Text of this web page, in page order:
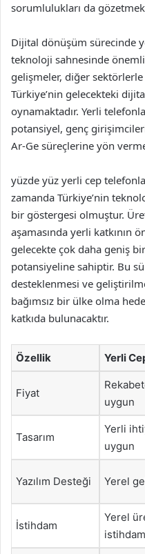
sorumlulukları da
Dijital dönüşüm sürecinde
teknoloji sahnesinde
gelişmeler, diğer
Türkiye’nin gelecekteki
oynamaktadır. Yerli
potansiyel, genç
Ar-Ge süreçlerine yön
yüzde yüz yerli cep
zamanda Türkiye’nin
bir göstergesi olmuştur.
aşamasında yerli katkının
gelecekte çok daha geniş
potansiyeline sahiptir. Bu
desteklenmesi ve
bağımsız bir ülke olma
katkıda bulunacaktır.
Özellik Yerli
Fiyat
uygun
Tasarım
Yerli
uygun
Yazılım Desteği Yerel
İstihdam
Yerel